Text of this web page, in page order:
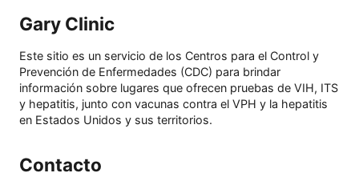
Gary Clinic
Este sitio es un servicio de los Centros para el Control y
Prevención de Enfermedades (CDC) para brindar
información sobre lugares que ofrecen pruebas de VIH, ITS
y hepatitis, junto con vacunas contra el VPH y la hepatitis
en Estados Unidos y sus territorios.
Contacto